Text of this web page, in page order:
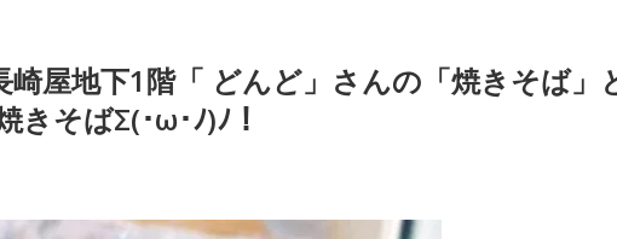
屋地下1階「 どんど」さんの「焼きそば」
きそばΣ(･ω･ﾉ)ﾉ！